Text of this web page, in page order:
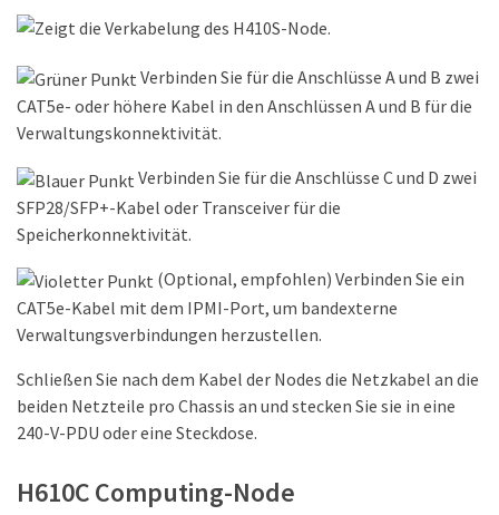
Verbinden Sie für die Anschlüsse A und B zwei
CAT5e- oder höhere Kabel in den Anschlüssen A und B für die
Verwaltungskonnektivität.
Verbinden Sie für die Anschlüsse C und D zwei
SFP28/SFP+-Kabel oder Transceiver für die
Speicherkonnektivität.
(Optional, empfohlen) Verbinden Sie ein
CAT5e-Kabel mit dem IPMI-Port, um bandexterne
Verwaltungsverbindungen herzustellen.
Schließen Sie nach dem Kabel der Nodes die Netzkabel an die
beiden Netzteile pro Chassis an und stecken Sie sie in eine
240-V-PDU oder eine Steckdose.
H610C Computing-Node